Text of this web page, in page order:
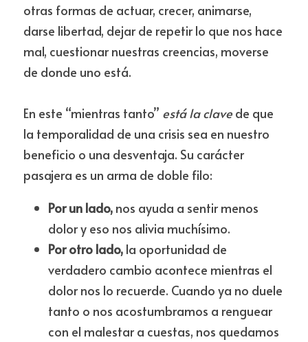
otras formas de actuar, crecer, animarse,
darse libertad, dejar de repetir lo que nos hace
mal, cuestionar nuestras creencias, moverse
de donde uno está.
En este “mientras tanto” está la clave de que
la temporalidad de una crisis sea en nuestro
beneficio o una desventaja. Su carácter
pasajera es un arma de doble filo:
Por un lado, nos ayuda a sentir menos
dolor y eso nos alivia muchísimo.
Por otro lado, la oportunidad de
verdadero cambio acontece mientras el
dolor nos lo recuerde. Cuando ya no duele
tanto o nos acostumbramos a renguear
con el malestar a cuestas, nos quedamos